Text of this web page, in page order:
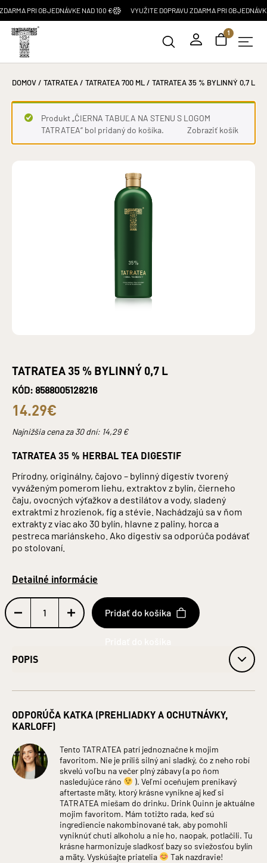
PRI OBJEDNÁVKE NAD 100 € VYUŽITE DOPRAVU ZDARMA PRI OBJEDNÁVKE NAD
1
DOMOV/ TATRATEA/ TATRATEA 700 ML/ TATRATEA 35 % BYLINNÝ 0,7 L
Produkt „ČIERNA TABUĽA NA STENU S LOGOM
TATRATEA“ bol pridaný do košíka.
Zobraziť košík
TATRATEA 35 % BYLINNÝ 0,7 L
KÓD: 8588005128216
14.29€
Najnižšia cena za 30 dní: 14,29€
TATRATEA 35 % HERBAL TEA DIGESTIF
Prírodny, originálny, čajovo – bylinný digestív tvorený
vyváženým pomerom liehu, extraktov z bylín, čierneho
čaju, ovocných výťažkov a destilátov a vody, sladený
extraktmi z hrozienok, fíg a stévie. Nachádzajú sa v ňom
extrakty z viac ako 30 bylín, hlavne z paliny, horca a
pestreca mariánskeho. Ako digestív sa odporúča podávať
po stolovaní.
Detailné informácie
Pridať do košíka
POPIS
Prípadný prirodzený sediment nie je závadou.
Obsah alkoholu: 35 %
Fľaša: Sklo
Jednotka (špecificky): Litre
ZLOŽENIE: VODA, LIEH, MACERÁTY (BYLINNÉ, ČAJOVÉ,
OVOCNÉ), HROZNOVÝ KONCENTRÁT, VÍNNY DESTILÁT,
ARÓMY
Krajina pôvodu: Slovensko
Druh alkoholu: Liehoviny
Hlavná zložka produktu: LIEH
Krajina pôvodu základnej zložky: Česká republika
Bezpečnostné informácie: Zákaz predaja alkoholických
nápojov osobám mladším ako 18 rokov a osobám zjavne
ODPORÚČA KATKA (PREHLIADKY A OCHUTNÁVKY,
KARLOFF)
Tento TATRATEA patrí jednoznačne k mojim
favoritom. Nie je príliš silný ani sladký, čo z neho robí
skvelú voľbu na večer plný zábavy (a po ňom
nasledujúce ráno
). Veľmi oceňujem prenikavý
aftertaste mäty, ktorý krásne vynikne aj keď si
TATRATEA miešam do drinku. Drink Quinn je aktuálne
mojim favoritom. Mám totižto rada, keď sú
ingrediencie nakombinované tak, aby pomohli
vyniknúť chuti alkoholu a nie ho, naopak, potlačili. Tu
krásne harmonizuje sladkosť bazy so sviežosťou bylín
a mäty. Vyskúšajte priatelia
Tak nazdravie!